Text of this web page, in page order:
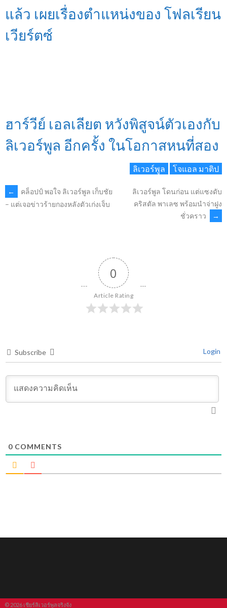
แล้ว เผยเรื่องตำแหน่งของ โฟลเรียน
เวียร์ตซ์
ฮาร์วีย์ เอลเลียต หวังพิสูจน์ตัวเองกับ
ลิเวอร์พูล อีกครั้ง ในโอกาสหนที่สอง
ลิเวอร์พูล โจแอล มาติป
POST
←
คล็อปป์ พอใจ ลิเวอร์พูล เก็บชัย
– แต่เจอข่าวร้ายกองหลังตัวเก่งเจ็บ
ลิเวอร์พูล โดนก่อน แต่แซงดับ
คริสตัล พาเลซ พร้อมนำจ่าฝูง
ชั่วคราว
→
0
Article Rating
Subscribe Login
0 COMMENTS
© 2026 เชียร์ลิเวอร์พูลจริงจัง